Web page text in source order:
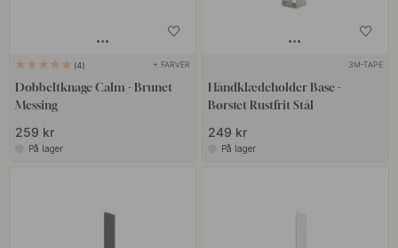
4 + FARVER
Dobbeltknage Calm - Brunet
Messing
259 kr
På lager
3M-TAPE
Håndklædeholder Base -
Børstet Rustfrit Stål
249 kr
På lager